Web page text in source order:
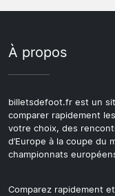
À propos
billetsdefoot.fr est un
comparer rapidement
votre choix, des
d’Europe à la coupe du
championnats
Comparez rapidement